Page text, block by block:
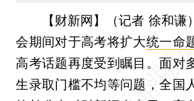
【财新网】（记者 徐和谦）
会期间对于高考将扩大统一命
高考话题再度受到瞩目。面对
生录取门槛不均等问题，全国